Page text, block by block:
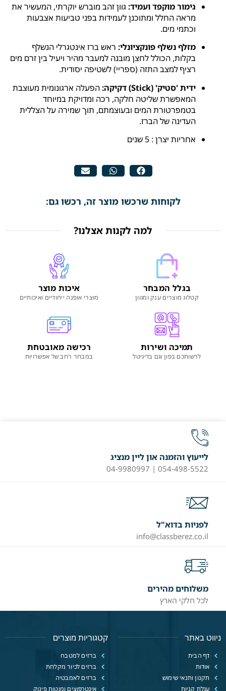
גימור מוקפד ועמיד: גוון זהב מוברש יוקרתי, המעשיר את
מראה החלל ומתוכנן לעמידות בפני טביעות אצבעות
וכתמי מים.
מזלף נשלף פונקציונלי: ראש ברז אינטגרלי הנשלף
בקלות, הכולל לחצן מובנה למעבר מהיר ויעיל בין זרם מים
רציף למצב התזה (ספריי) לשטיפה יסודית.
ידית 'סטיק' (Stick) דקיקה:
הפעלה ארגונומית מעוצבת
המאפשרת שליטה חלקה, רכה ומדויקת במיוחד
בטמפרטורת המים ובעוצמתם, תוך שמירה על הצללית
העדינה של הברז.
אחריות יצרן : 5 שנים
לקוחות שרכשו מוצר זה, רכשו גם:
למה לקנות אצלנו?
בגלל המבחר
קטלוג מוצרים ענק ומגוון
איכות מוצר
מוצרי אופנה ייחודיים ואיכותיים
תמיכה ושירות
לרשותכם בפון וגם בדיגיטל
רכישה מאובטחת
במבחר רחב של אפשרויות
לייעוץ והזמנה און ליין מנציג
054-498-5522 | 04-9980997
לפניות בדוא"ל
info@classberez.co.il
משלוחים מהירים
לכל חלקי הארץ
ניווט באתר
דף הבית
אודות
תקנון ותנאי שימוש
עגלת קניות
קטגוריות מוצרים
ברזים למטבח
ברזים לכיור מקלחת
ברזים לאמבטיה
אינטרפוצים ומוטות פינוק